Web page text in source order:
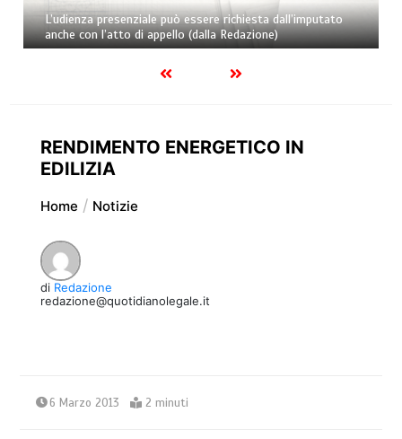
L’udienza presenziale può essere richiesta dall’imputato
anche con l’atto di appello (dalla Redazione)
RENDIMENTO ENERGETICO IN
EDILIZIA
Home Notizie
di Redazione
redazione@quotidianolegale.it
6 Marzo 2013 2 minuti